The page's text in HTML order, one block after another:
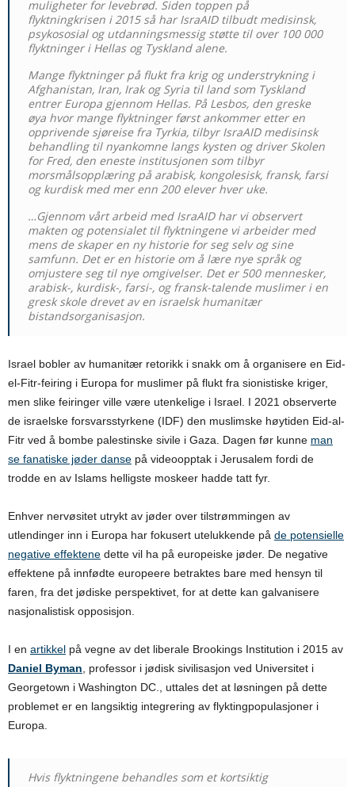
muligheter for levebrød. Siden toppen på
flyktningkrisen i 2015 så har IsraAID tilbudt medisinsk,
psykososial og utdanningsmessig støtte til over 100 000
flyktninger i Hellas og Tyskland alene.
Mange flyktninger på flukt fra krig og understrykning i
Afghanistan, Iran, Irak og Syria til land som Tyskland
entrer Europa gjennom Hellas. På Lesbos, den greske
øya hvor mange flyktninger først ankommer etter en
opprivende sjøreise fra Tyrkia, tilbyr IsraAID medisinsk
behandling til nyankomne langs kysten og driver Skolen
for Fred, den eneste institusjonen som tilbyr
morsmålsopplæring på arabisk, kongolesisk, fransk, farsi
og kurdisk med mer enn 200 elever hver uke.
…Gjennom vårt arbeid med IsraAID har vi observert
makten og potensialet til flyktningene vi arbeider med
mens de skaper en ny historie for seg selv og sine
samfunn. Det er en historie om å lære nye språk og
omjustere seg til nye omgivelser. Det er 500 mennesker,
arabisk-, kurdisk-, farsi-, og fransk-talende muslimer i en
gresk skole drevet av en israelsk humanitær
bistandsorganisasjon.
Israel bobler av humanitær retorikk i snakk om å organisere en Eid-
el-Fitr-feiring i Europa for muslimer på flukt fra sionistiske kriger,
men slike feiringer ville være utenkelige i Israel. I 2021 observerte
de israelske forsvarsstyrkene (IDF) den muslimske høytiden Eid-al-
Fitr ved å bombe palestinske sivile i Gaza. Dagen før kunne man
se fanatiske jøder danse på videoopptak i Jerusalem fordi de
trodde en av Islams helligste moskeer hadde tatt fyr.
Enhver nervøsitet utrykt av jøder over tilstrømmingen av
utlendinger inn i Europa har fokusert utelukkende på de potensielle
negative effektene dette vil ha på europeiske jøder. De negative
effektene på innfødte europeere betraktes bare med hensyn til
faren, fra det jødiske perspektivet, for at dette kan galvanisere
nasjonalistisk opposisjon.
I en artikkel på vegne av det liberale Brookings Institution i 2015 av
Daniel Byman, professor i jødisk sivilisasjon ved Universitet i
Georgetown i Washington DC., uttales det at løsningen på dette
problemet er en langsiktig integrering av flyktingpopulasjoner i
Europa.
Hvis flyktningene behandles som et kortsiktig